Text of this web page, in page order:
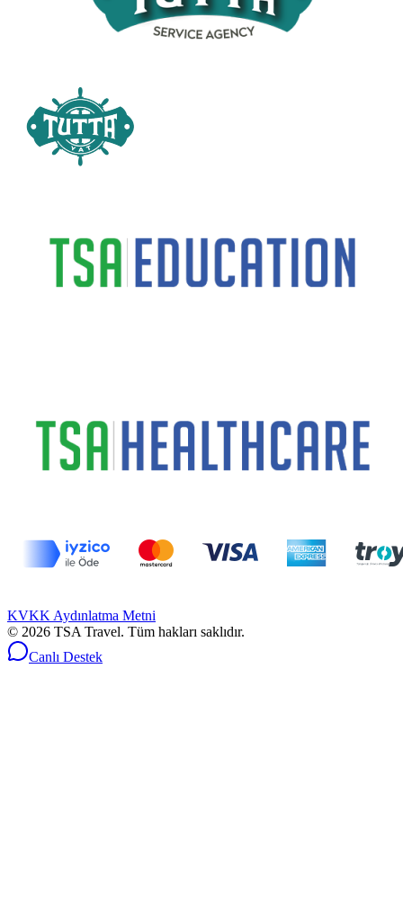
KVKK Aydınlatma Metni
© 2026 TSA Travel. Tüm hakları saklıdır.
Canlı Destek